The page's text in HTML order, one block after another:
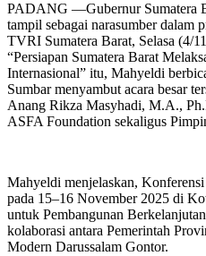
PADANG —Gubernur Sumatera
tampil sebagai narasumber dalam
TVRI Sumatera Barat, Selasa (4/
“Persiapan Sumatera Barat
Internasional” itu, Mahyeldi
Sumbar menyambut acara besar
Anang Rikza Masyhadi, M.A.,
ASFA Foundation sekaligus
Mahyeldi menjelaskan,
pada 15–16 November 2025 di
untuk Pembangunan
kolaborasi antara Pemerintah
Modern Darussalam Gontor.